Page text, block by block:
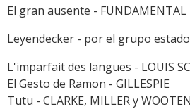
El gran ausente - FUNDAMENTAL
Leyendecker - por el grupo
L'imparfait des langues - LOUIS
El Gesto de Ramon - GILLESPIE
Tutu - CLARKE, MILLER y WOOTEN